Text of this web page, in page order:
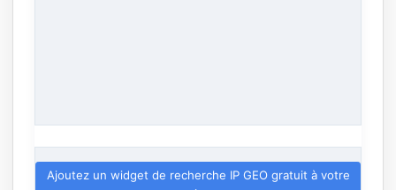
Ajoutez un widget de recherche IP GEO gratuit à votre